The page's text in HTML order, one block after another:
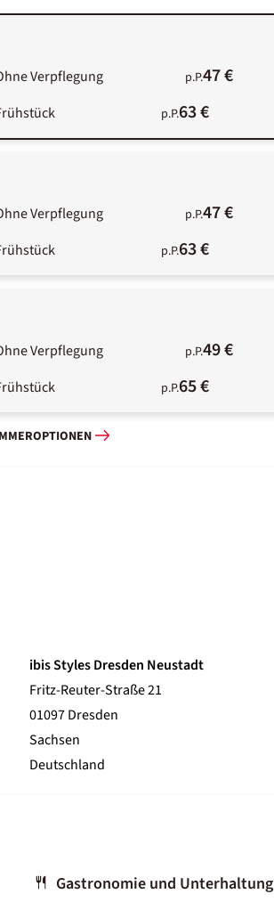
Verpflegung p.P.47 €
p.P.63 €
Verpflegung p.P.47 €
p.P.63 €
Verpflegung p.P.49 €
p.P.65 €
ibis Styles Dresden Neustadt
Fritz-Reuter-Straße 21
01097 Dresden
Sachsen
Deutschland
Gastronomie und Unterhaltung